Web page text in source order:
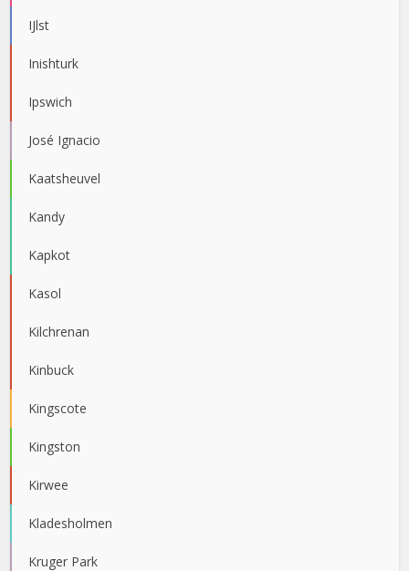
IJlst
Inishturk
Ipswich
José Ignacio
Kaatsheuvel
Kandy
Kapkot
Kasol
Kilchrenan
Kinbuck
Kingscote
Kingston
Kirwee
Kladesholmen
Kruger Park